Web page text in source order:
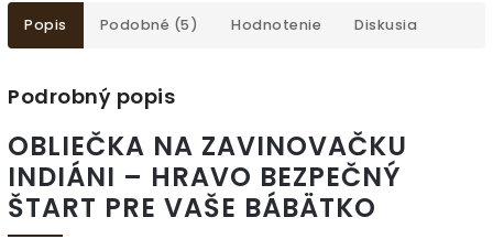
Popis Podobné (5) Hodnotenie Diskusia
Podrobný popis
OBLIEČKA NA ZAVINOVAČKU
INDIÁNI – HRAVO BEZPEČNÝ
ŠTART PRE VAŠE BÁBÄTKO